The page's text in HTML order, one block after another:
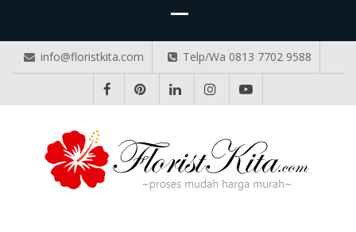
info@floristkita.com Telp/Wa 0813 7702 9588